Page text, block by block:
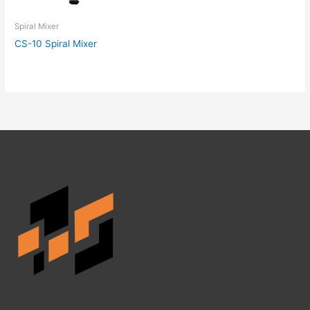
Spiral Mixer
CS-10 Spiral Mixer